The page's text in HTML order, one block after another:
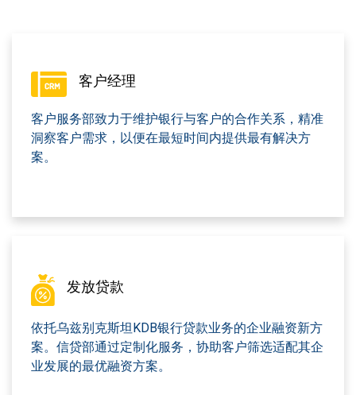
客户经理
客户服务部致力于维护银行与客户的合作关系，精准
洞察客户需求，以便在最短时间内提供最有解决方
案。
发放贷款
依托乌兹别克斯坦KDB银行贷款业务的企业融资新方
案。信贷部通过定制化服务，协助客户筛选适配其企
业发展的最优融资方案。